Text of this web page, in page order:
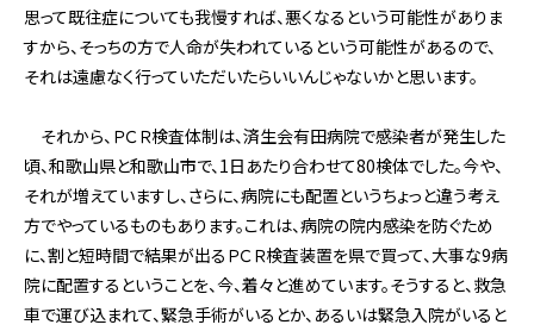
思って既往症についても我慢すれば、悪くなるという可能性がありま
すから、そっちの方で人命が失われているという可能性があるので、
それは遠慮なく行っていただいたらいいんじゃないかと思います。
それから、ＰＣＲ検査体制は、済生会有田病院で感染者が発生した
頃、和歌山県と和歌山市で、1日あたり合わせて80検体でした。今や、
それが増えていますし、さらに、病院にも配置というちょっと違う考え
方でやっているものもあります。これは、病院の院内感染を防ぐため
に、割と短時間で結果が出るＰＣＲ検査装置を県で買って、大事な9病
院に配置するということを、今、着々と進めています。そうすると、救急
車で運び込まれて、緊急手術がいるとか、あるいは緊急入院がいると